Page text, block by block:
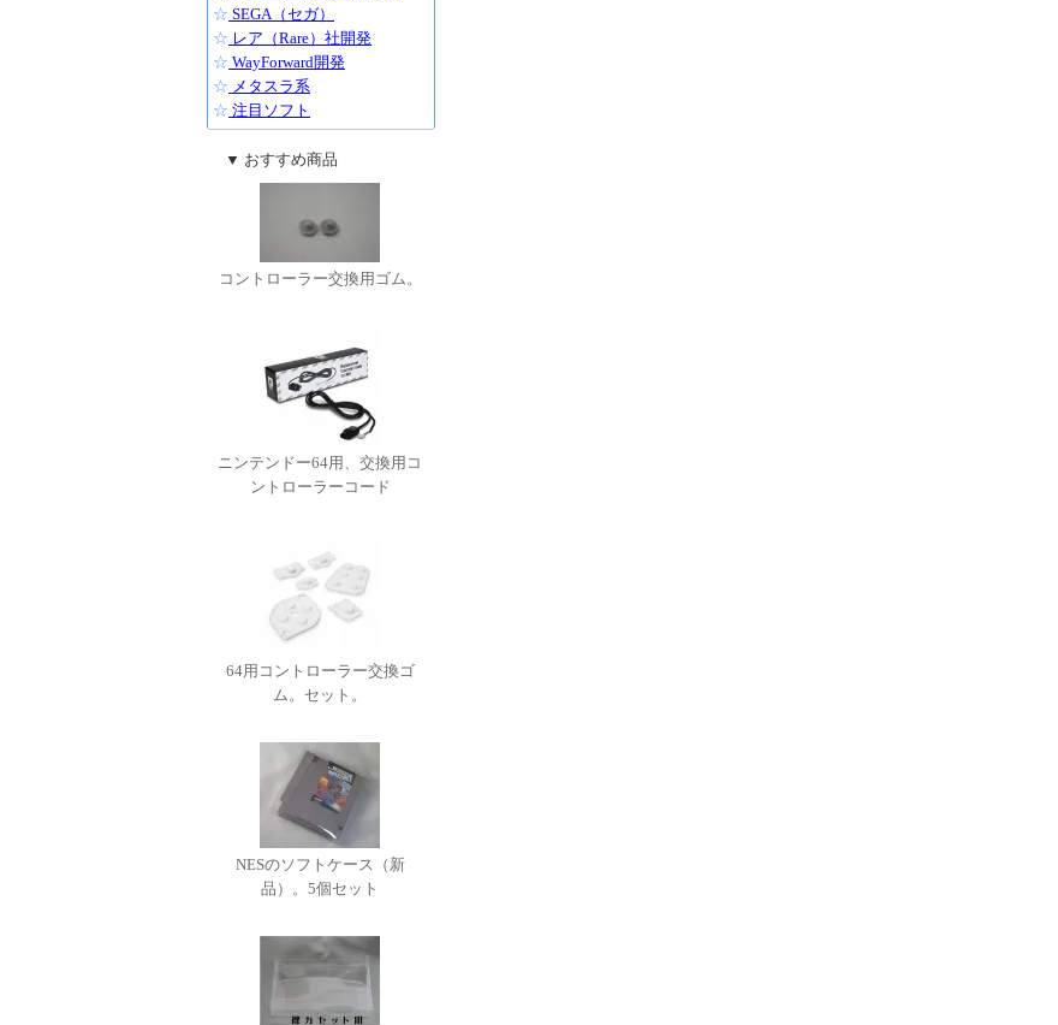
☆ SEGA（セガ）
☆ レア（Rare）社開発
☆ WayForward開発
☆ メタスラ系
☆ 注目ソフト
▼ おすすめ商品
コントローラー交換用ゴム。
ニンテンドー64用、交換用コ
ントローラーコード
64用コントローラー交換ゴ
ム。セット。
NESのソフトケース（新
品）。5個セット